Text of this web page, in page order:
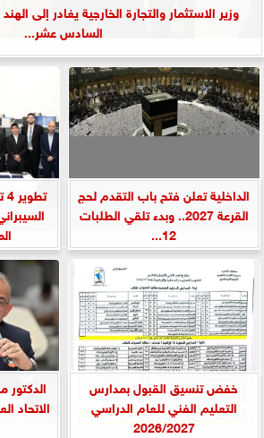
وزير الاستثمار والتجارة الخارجية يغادر إلى
السادس عشر...
الداخلية تعلن فتح باب التقدم لحج
القرعة 2027.. وبدء تلقي الطلبات
12...
خفض تنسيق القبول بمدارس
التعليم الفني للعام الدراسي
2026/2027
الاتحاد